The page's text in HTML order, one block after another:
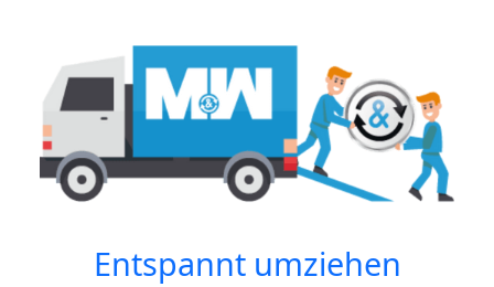
Entspannt umziehen